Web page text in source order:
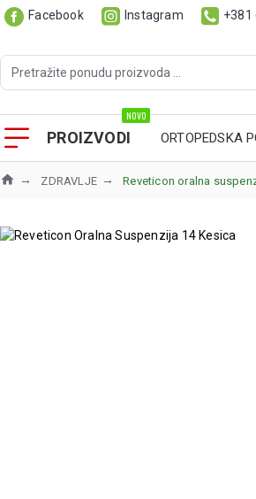
Facebook Instagram +381
PROIZVODI
NOVO
ORTOPEDSKA
ZDRAVLJE Reveticon oralna